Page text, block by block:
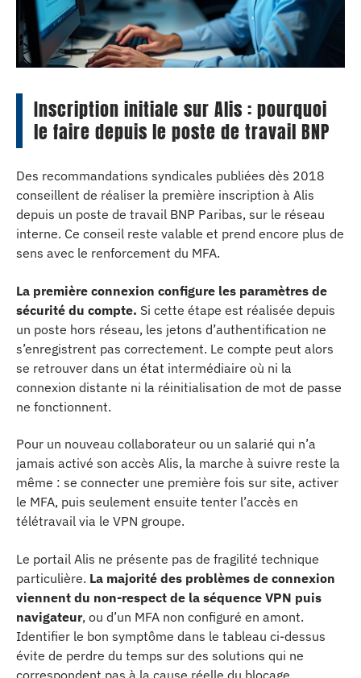
Inscription initiale sur Alis : pourquoi
le faire depuis le poste de travail BNP
Des recommandations syndicales publiées dès 2018
conseillent de réaliser la première inscription à Alis
depuis un poste de travail BNP Paribas, sur le réseau
interne. Ce conseil reste valable et prend encore plus de
sens avec le renforcement du MFA.
La première connexion configure les paramètres de
sécurité du compte. Si cette étape est réalisée depuis
un poste hors réseau, les jetons d’authentification ne
s’enregistrent pas correctement. Le compte peut alors
se retrouver dans un état intermédiaire où ni la
connexion distante ni la réinitialisation de mot de passe
ne fonctionnent.
Pour un nouveau collaborateur ou un salarié qui n’a
jamais activé son accès Alis, la marche à suivre reste la
même : se connecter une première fois sur site, activer
le MFA, puis seulement ensuite tenter l’accès en
télétravail via le VPN groupe.
Le portail Alis ne présente pas de fragilité technique
particulière. La majorité des problèmes de connexion
viennent du non-respect de la séquence VPN puis
navigateur, ou d’un MFA non configuré en amont.
Identifier le bon symptôme dans le tableau ci-dessus
évite de perdre du temps sur des solutions qui ne
correspondent pas à la cause réelle du blocage.